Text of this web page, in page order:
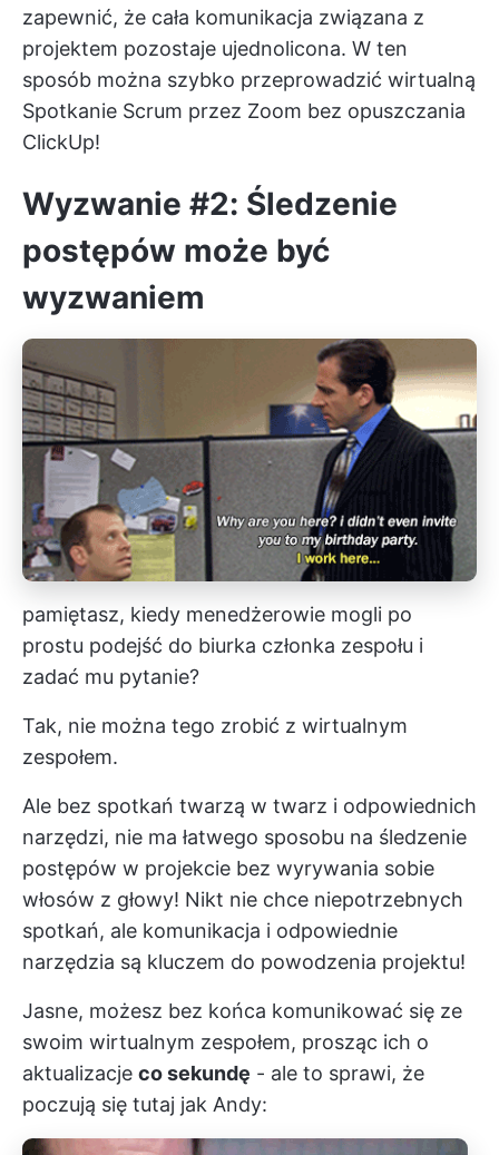
zapewnić, że cała komunikacja związana z
projektem pozostaje ujednolicona. W ten
sposób można szybko przeprowadzić wirtualną
Spotkanie Scrum przez Zoom bez opuszczania
ClickUp!
Wyzwanie #2: Śledzenie
postępów może być
wyzwaniem
pamiętasz, kiedy menedżerowie mogli po
prostu podejść do biurka członka zespołu i
zadać mu pytanie?
Tak, nie można tego zrobić z wirtualnym
zespołem.
Ale bez spotkań twarzą w twarz i odpowiednich
narzędzi, nie ma łatwego sposobu na śledzenie
postępów w projekcie bez wyrywania sobie
włosów z głowy! Nikt nie chce niepotrzebnych
spotkań, ale komunikacja i odpowiednie
narzędzia są kluczem do powodzenia projektu!
Jasne, możesz bez końca komunikować się ze
swoim wirtualnym zespołem, prosząc ich o
aktualizacje co sekundę - ale to sprawi, że
poczują się tutaj jak Andy: